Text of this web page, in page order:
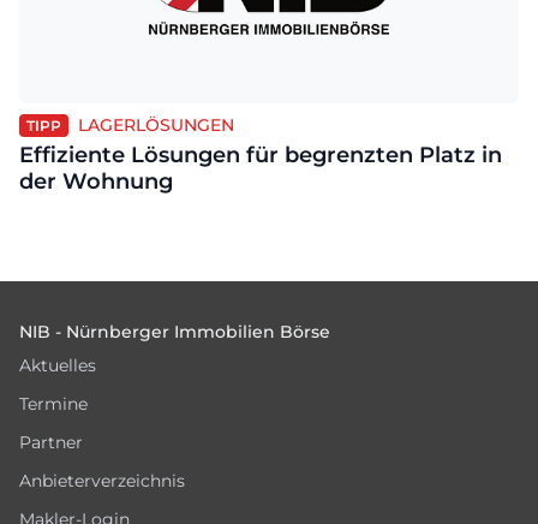
TIPP LAGERLÖSUNGEN
Effiziente Lösungen für begrenzten Platz in
der Wohnung
NIB - Nürnberger Immobilien Börse
Aktuelles
Termine
Partner
Anbieterverzeichnis
Makler-Login